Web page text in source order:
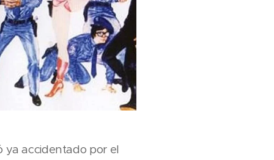
ya accidentado por el